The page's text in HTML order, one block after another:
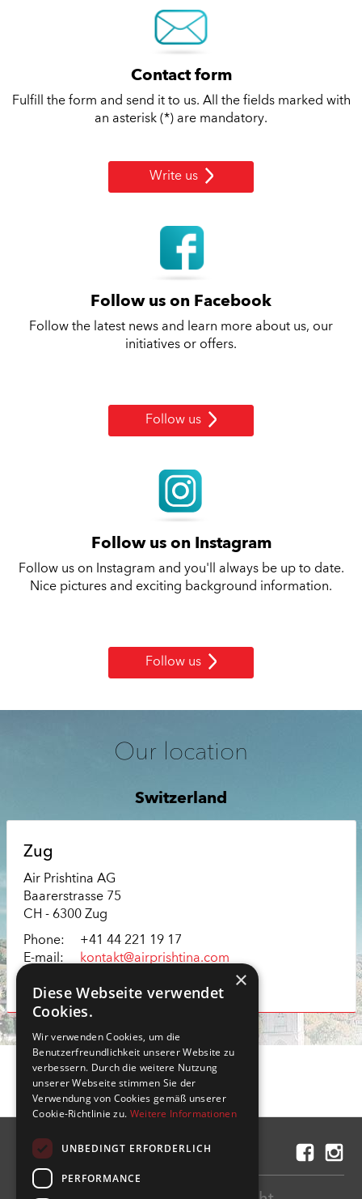
Contact form
Fulfill the form and send it to us. All the fields marked with
an asterisk (*) are mandatory.
Write us
Follow us on Facebook
Follow the latest news and learn more about us, our
initiatives or offers.
Follow us
Follow us on Instagram
Follow us on Instagram and you'll always be up to date.
Nice pictures and exciting background information.
Follow us
Our location
Switzerland
Zug
Air Prishtina AG
Baarerstrasse 75
CH - 6300 Zug
Phone:
+41 44 221 19 17
E-mail:
kontakt@airprishtina.com
View in Google Maps
Contact us
×
Diese Webseite verwendet
Cookies.
Wir verwenden Cookies, um die
Benutzerfreundlichkeit unserer Website zu
verbessern. Durch die weitere Nutzung
unserer Webseite stimmen Sie der
Verwendung von Cookies gemäß unserer
Cookie-Richtlinie zu. Weitere Informationen
UNBEDINGT ERFORDERLICH
PERFORMANCE